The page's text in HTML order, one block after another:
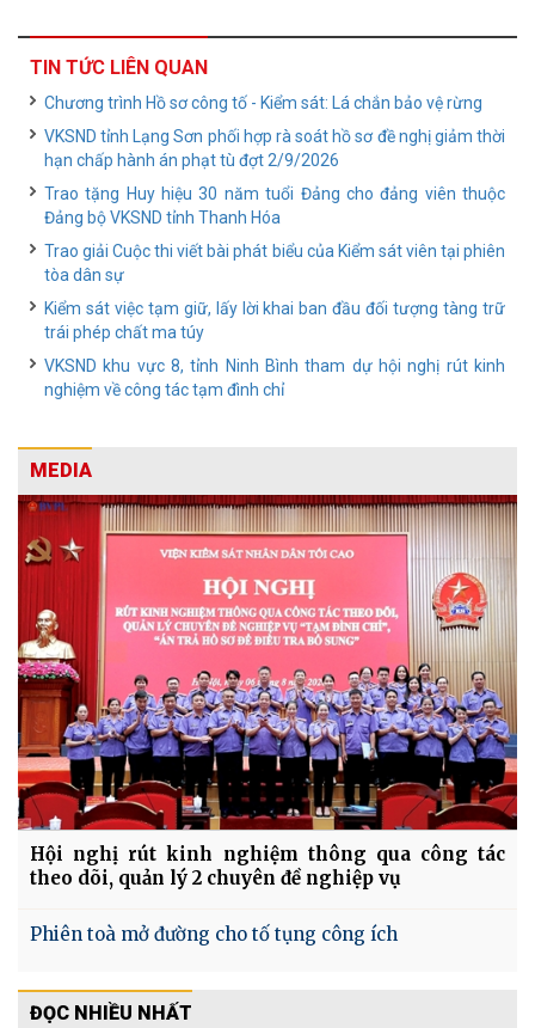
TIN TỨC LIÊN QUAN
Chương trình Hồ sơ công tố - Kiểm sát: Lá chắn bảo vệ rừng
VKSND tỉnh Lạng Sơn phối hợp rà soát hồ sơ đề nghị giảm thời
hạn chấp hành án phạt tù đợt 2/9/2026
Trao tặng Huy hiệu 30 năm tuổi Đảng cho đảng viên thuộc
Đảng bộ VKSND tỉnh Thanh Hóa
Trao giải Cuộc thi viết bài phát biểu của Kiểm sát viên tại phiên
tòa dân sự
Kiểm sát việc tạm giữ, lấy lời khai ban đầu đối tượng tàng trữ
trái phép chất ma túy
VKSND khu vực 8, tỉnh Ninh Bình tham dự hội nghị rút kinh
nghiệm về công tác tạm đình chỉ
MEDIA
Hội nghị rút kinh nghiệm thông qua công tác
theo dõi, quản lý 2 chuyên đề nghiệp vụ
Phiên toà mở đường cho tố tụng công ích
ĐỌC NHIỀU NHẤT